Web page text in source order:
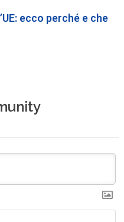
ecco perché e che